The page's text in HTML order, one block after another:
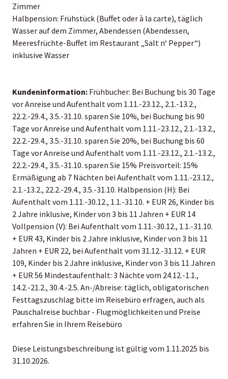
Zimmer
Halbpension: Frühstück (Buffet oder à la carte), täglich
Wasser auf dem Zimmer, Abendessen (Abendessen,
Meeresfrüchte-Buffet im Restaurant „Salt n‘ Pepper“)
inklusive Wasser
Kundeninformation: Frühbucher: Bei Buchung bis 30 Tage
vor Anreise und Aufenthalt vom 1.11.-23.12., 2.1.-13.2.,
22.2.-29.4., 3.5.-31.10. sparen Sie 10%, bei Buchung bis 90
Tage vor Anreise und Aufenthalt vom 1.11.-23.12., 2.1.-13.2.,
22.2.-29.4., 3.5.-31.10. sparen Sie 20%, bei Buchung bis 60
Tage vor Anreise und Aufenthalt vom 1.11.-23.12., 2.1.-13.2.,
22.2.-29.4., 3.5.-31.10. sparen Sie 15% Preisvorteil: 15%
Ermäßigung ab 7 Nächten bei Aufenthalt vom 1.11.-23.12.,
2.1.-13.2., 22.2.-29.4., 3.5.-31.10. Halbpension (H): Bei
Aufenthalt vom 1.11.-30.12., 1.1.-31.10. + EUR 26, Kinder bis
2 Jahre inklusive, Kinder von 3 bis 11 Jahren + EUR 14
Vollpension (V): Bei Aufenthalt vom 1.11.-30.12., 1.1.-31.10.
+ EUR 43, Kinder bis 2 Jahre inklusive, Kinder von 3 bis 11
Jahren + EUR 22, bei Aufenthalt vom 31.12.-31.12. + EUR
109, Kinder bis 2 Jahre inklusive, Kinder von 3 bis 11 Jahren
+ EUR 56 Mindestaufenthalt: 3 Nächte vom 24.12.-1.1.,
14.2.-21.2., 30.4.-2.5. An-/Abreise: täglich, obligatorischen
Festtagszuschlag bitte im Reisebüro erfragen, auch als
Pauschalreise buchbar - Flugmöglichkeiten und Preise
erfahren Sie in Ihrem Reisebüro
Diese Leistungsbeschreibung ist gültig vom 1.11.2025 bis
31.10.2026.